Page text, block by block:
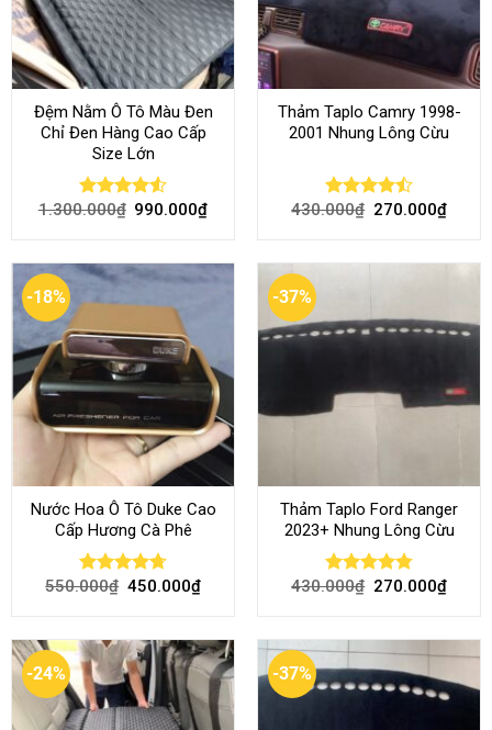
Đệm Nằm Ô Tô Màu Đen
Chỉ Đen Hàng Cao Cấp
Size Lớn
Rated 4.54
1.300.000₫ 990.000₫
Thảm Taplo Camry 1998-
2001 Nhung Lông Cừu
Rated
430.000₫ 270.000₫
-18%
Nước Hoa Ô Tô Duke Cao
Cấp Hương Cà Phê
Rated4.70
550.000₫ 450.000₫
-37%
Thảm Taplo Ford Ranger
2023+ Nhung Lông Cừu
Rated 4.80
430.000₫ 270.000₫
-24% -37%